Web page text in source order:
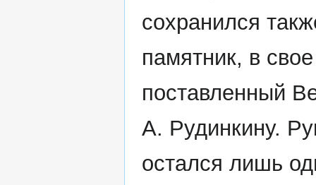
сохранился
памятник, в
поставленный
А. Рудинкину.
остался лишь